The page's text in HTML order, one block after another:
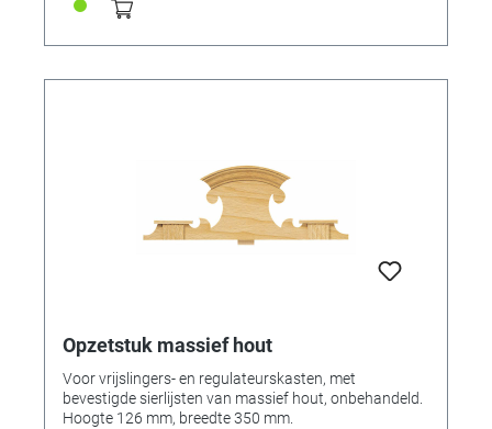
Opzetstuk massief hout
Voor vrijslingers- en regulateurskasten, met
bevestigde sierlijsten van massief hout, onbehandeld.
Hoogte 126 mm, breedte 350 mm.